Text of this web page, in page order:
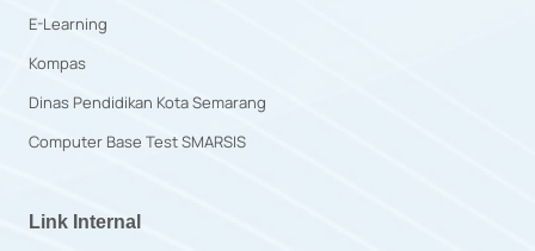
E-Learning
Kompas
Dinas Pendidikan Kota Semarang
Computer Base Test SMARSIS
Link Internal